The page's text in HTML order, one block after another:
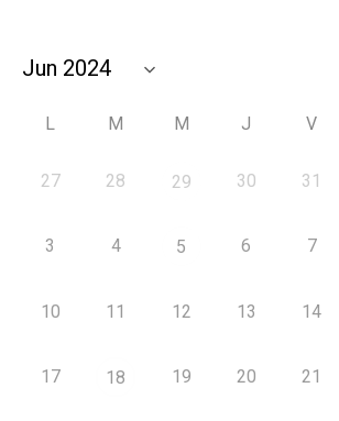
L M M J V
27 28 29 30 31
3 4 5 6 7
10 11 12 13 14
17 18 19 20 21